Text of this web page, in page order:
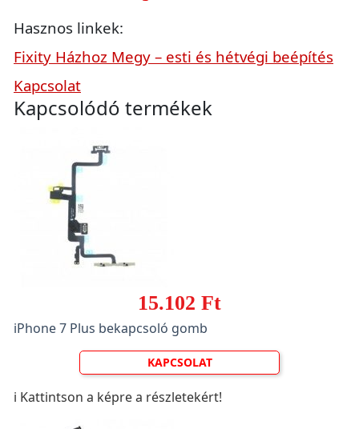
Hasznos linkek:
Fixity Házhoz Megy – esti és hétvégi beépítés
Kapcsolat
Kapcsolódó termékek
15.102 Ft
iPhone 7 Plus bekapcsoló gomb
KAPCSOLAT
ℹ️ Kattintson a képre a részletekért!